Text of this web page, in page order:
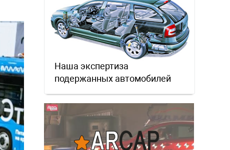
Наша экспертиза
подержанных автомобилей